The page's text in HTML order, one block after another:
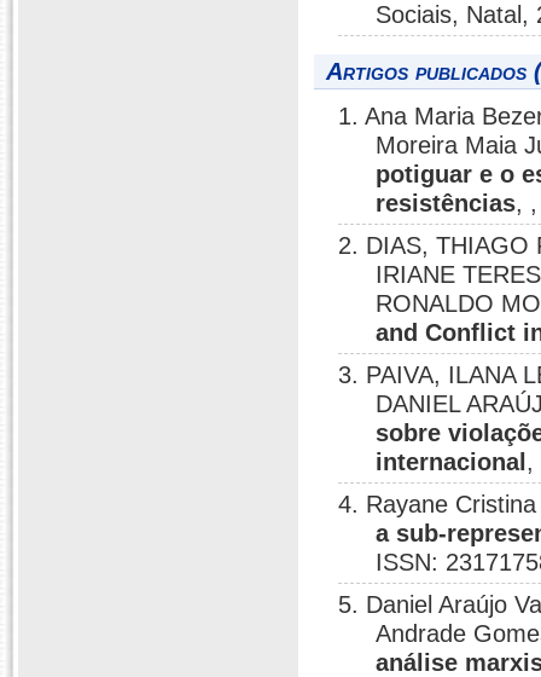
Sociais, Natal,
Artigos publicados
1. Ana Maria
Moreira Maia
potiguar e o
resistências,
2. DIAS, THIAGO
IRIANE
RONALDO
and Conflict
3. PAIVA, ILANA
DANIEL
sobre
internacional ,
4. Rayane
a sub-
ISSN:
5. Daniel Araújo
Andrade
análise